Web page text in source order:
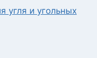
угля и угольных